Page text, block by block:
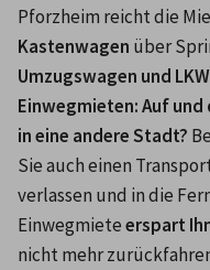
Pforzheim reicht die
Kastenwagen über
Umzugswagen und LKW
Einwegmieten: Auf und
in eine andere Stadt?
Sie auch einen
verlassen und in die
Einwegmiete erspart
nicht mehr